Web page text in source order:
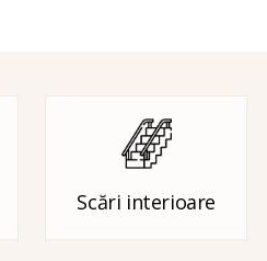
Scări interioare